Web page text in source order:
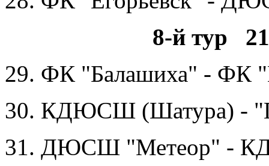
8-й тур
29. ФК "Балашиха" - ФК
30. КДЮСШ (Шатура) -
31. ДЮСШ "Метеор" -